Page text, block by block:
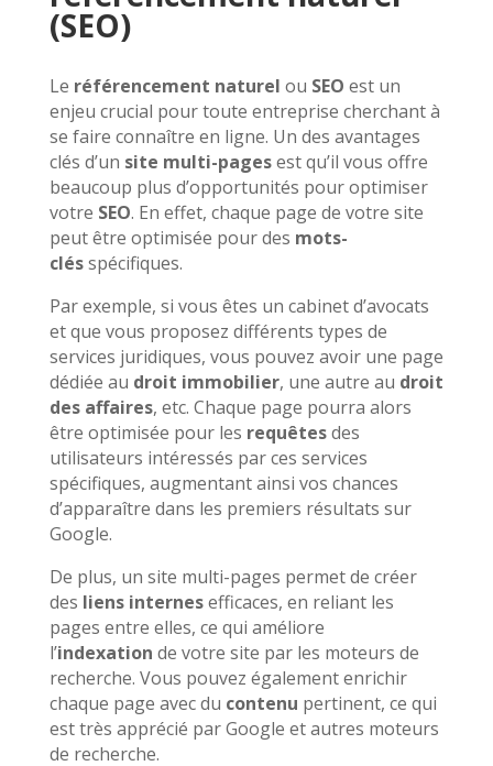
(SEO)
Le référencement naturel ou SEO est un
enjeu crucial pour toute entreprise cherchant à
se faire connaître en ligne. Un des avantages
clés d’un site multi-pagesest qu’il vous offre
beaucoup plus d’opportunités pour optimiser
votre SEO. En effet, chaque page de votre site
peut être optimisée pour des mots-
clésspécifiques.
Par exemple, si vous êtes un cabinet d’avocats
et que vous proposez différents types de
services juridiques, vous pouvez avoir une page
dédiée au droit immobilier, une autre au droit
des affaires, etc. Chaque page pourra alors
être optimisée pour les requêtesdes
utilisateurs intéressés par ces services
spécifiques, augmentant ainsi vos chances
d’apparaître dans les premiers résultats sur
Google.
De plus, un site multi-pages permet de créer
des liens internesefficaces, en reliant les
pages entre elles, ce qui améliore
l’indexation de votre site par les moteurs de
recherche. Vous pouvez également enrichir
chaque page avec du contenu pertinent, ce qui
est très apprécié par Google et autres moteurs
de recherche.